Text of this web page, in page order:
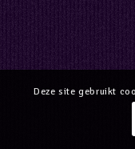
Deze site gebruikt